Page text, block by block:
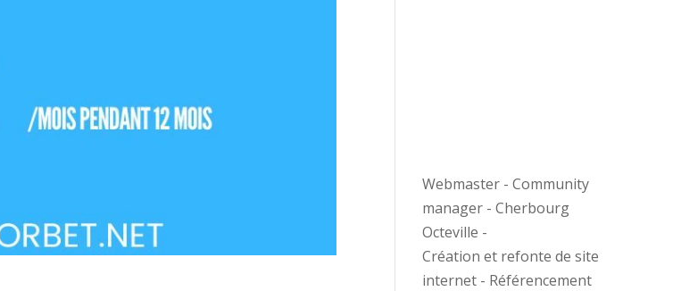
Webmaster - Community
manager - Cherbourg
Octeville -
Création et refonte de site
internet - Référencement